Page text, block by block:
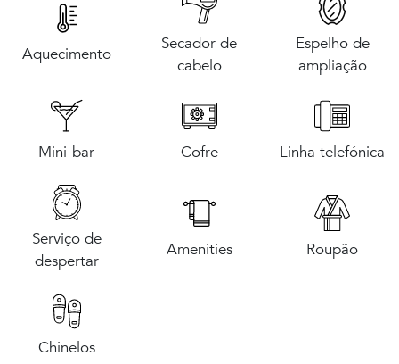
Aquecimento
Secador de
cabelo
Espelho de
ampliação
Mini-bar Cofre Linha telefónica
Serviço de
despertar
Amenities Roupão
Chinelos